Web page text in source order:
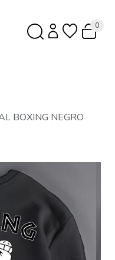
0
BOXING NEGRO